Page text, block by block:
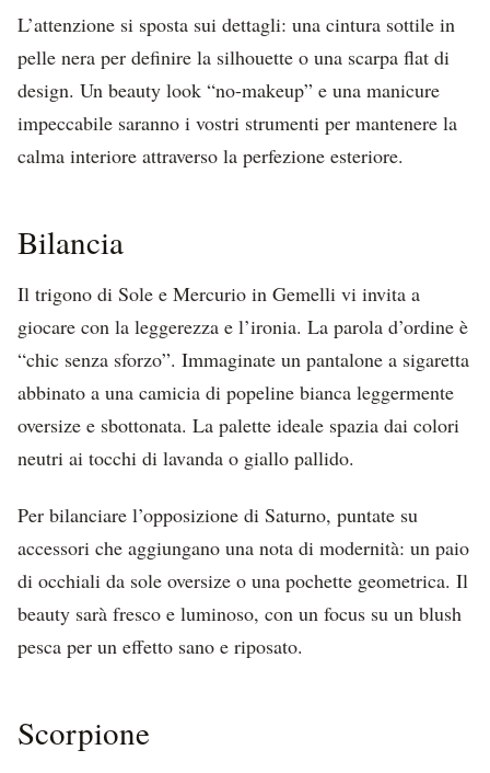
L’attenzione si sposta sui dettagli: una cintura sottile in
pelle nera per definire la silhouette o una scarpa flat di
design. Un beauty look “no-makeup” e una manicure
impeccabile saranno i vostri strumenti per mantenere la
calma interiore attraverso la perfezione esteriore.
Bilancia
Il trigono di Sole e Mercurio in Gemelli vi invita a
giocare con la leggerezza e l’ironia. La parola d’ordine è
“chic senza sforzo”. Immaginate un pantalone a sigaretta
abbinato a una camicia di popeline bianca leggermente
oversize e sbottonata. La palette ideale spazia dai colori
neutri ai tocchi di lavanda o giallo pallido.
Per bilanciare l’opposizione di Saturno, puntate su
accessori che aggiungano una nota di modernità: un paio
di occhiali da sole oversize o una pochette geometrica. Il
beauty sarà fresco e luminoso, con un focus su un blush
pesca per un effetto sano e riposato.
Scorpione